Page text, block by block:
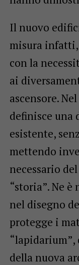
Il nuovo
misura
con la
ai
ascensore.
definisce una
esistente,
mettendo
necessario
“storia”. Ne
nel disegno
protegge i
della nuova